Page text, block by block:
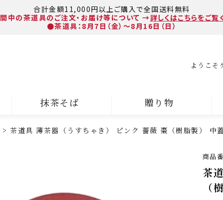
合計金額11,000円以上ご購入で全国送料無料
中の茶道具のご注文・お届け等について →詳しくはこちらをご覧
●茶道具：8月7日（金）～8月16日（日）
ようこそ
抹茶そば 贈り物
茶道具 薄茶器（うすちゃき） ピンク 薔薇 棗（樹脂製） 中
商品
茶
（